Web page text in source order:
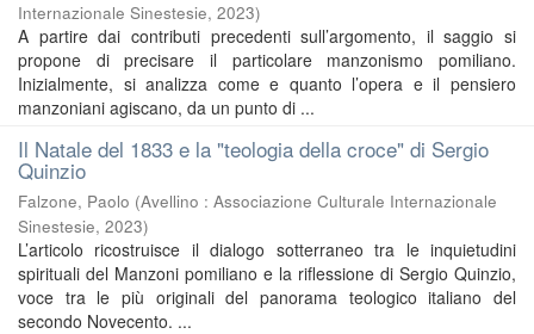
Internazionale Sinestesie, 2023)
A partire dai contributi precedenti sull’argomento, il saggio si
propone di precisare il particolare manzonismo pomiliano.
Inizialmente, si analizza come e quanto l’opera e il pensiero
manzoniani agiscano, da un punto di ...
Il Natale del 1833 e la "teologia della croce" di Sergio
Quinzio
Falzone, Paolo (Avellino : Associazione Culturale Internazionale
Sinestesie, 2023)
L’articolo ricostruisce il dialogo sotterraneo tra le inquietudini
spirituali del Manzoni pomiliano e la riflessione di Sergio Quinzio,
voce tra le più originali del panorama teologico italiano del
secondo Novecento. ...